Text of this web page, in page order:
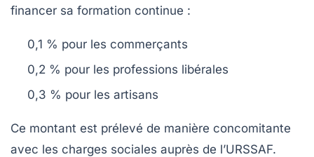
financer sa formation continue :
0,1 % pour les commerçants
0,2 % pour les professions libérales
0,3 % pour les artisans
Ce montant est prélevé de manière concomitante
avec les charges sociales auprès de l’URSSAF.